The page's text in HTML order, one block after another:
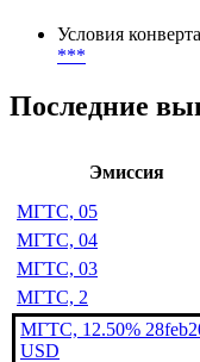
Условия
***
Последние
Эмиссия
МГТС, 05
МГТС, 04
МГТС, 03
МГТС, 2
МГТС, 12.50%
USD